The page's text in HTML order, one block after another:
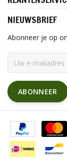
NIEUWSBRIEF
Abonneer je op
ABONNEER